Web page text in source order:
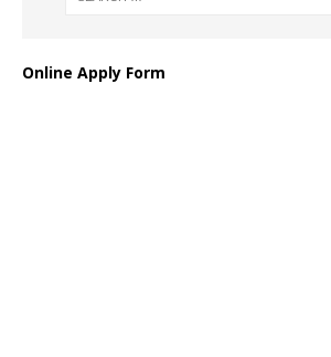
Online Apply Form